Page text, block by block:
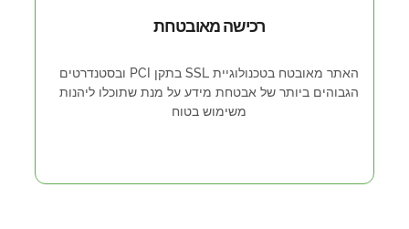
רכישה מאובטחת
האתר מאובטח בטכנולוגיית SSL בתקן PCI ובסטנדרטים
הגבוהים ביותר של אבטחת מידע על מנת שתוכלו ליהנות
משימוש בטוח